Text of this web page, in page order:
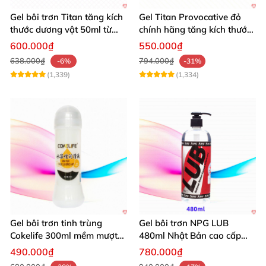
Gel bôi trơn Titan tăng kích
thước dương vật 50ml từ
Nga hiệu quả cao
600.000₫
638.000₫
-6%
(1,339)
Gel Titan Provocative đỏ
chính hãng tăng kích thước
dương vật nam
550.000₫
794.000₫
-31%
(1,334)
Gel bôi trơn tinh trùng
Cokelife 300ml mềm mượt
lâu dài
490.000₫
Gel bôi trơn NPG LUB
480ml Nhật Bản cao cấp
mượt mà an toàn
780.000₫